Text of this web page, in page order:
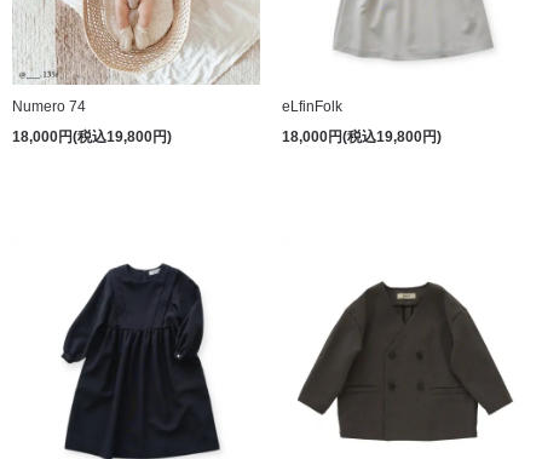
Numero 74
18,000円(税込19,800円)
eLfinFolk
18,000円(税込19,800円)